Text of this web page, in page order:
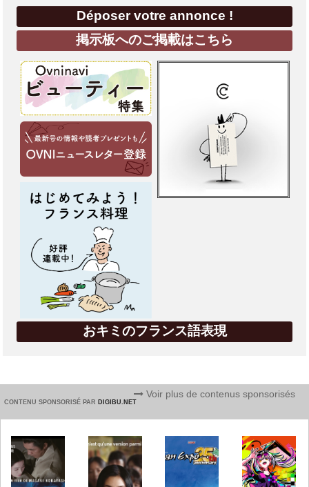
Déposer votre annonce !
掲示板へのご掲載はこちら
おキミのフランス語表現
CONTENU SPONSORISÉ PAR DIGIBU.NET
Voir plus de contenus sponsorisés